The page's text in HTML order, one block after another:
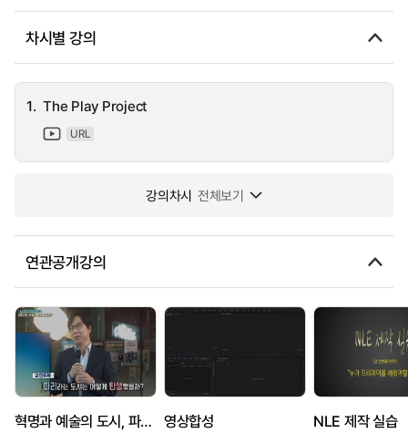
차시별 강의
1. The Play Project
URL
강의차시 전체보기
연관공개강의
혁명과 예술의 도시, 파리(Paris) - 도시편 - 영상합성 NLE 제작 실습